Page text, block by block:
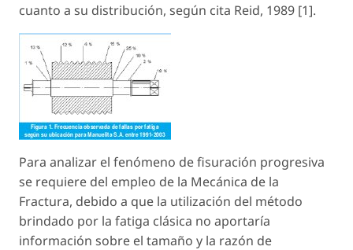
cuanto a su distribución, según cita Reid, 1989 [1].
Para analizar el fenómeno de fisuración progresiva
se requiere del empleo de la Mecánica de la
Fractura, debido a que la utilización del método
brindado por la fatiga clásica no aportaría
información sobre el tamaño y la razón de